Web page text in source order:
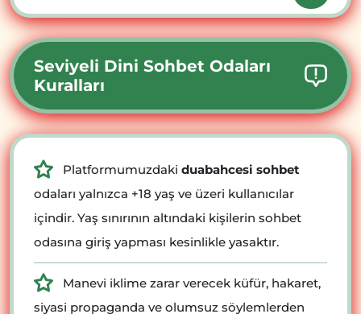
Seviyeli Dini Sohbet Odaları
Kuralları
Platformumuzdaki duabahcesi sohbet
odaları yalnızca +18 yaş ve üzeri kullanıcılar
içindir. Yaş sınırının altındaki kişilerin sohbet
odasına giriş yapması kesinlikle yasaktır.
Manevi iklime zarar verecek küfür, hakaret,
siyasi propaganda ve olumsuz söylemlerden